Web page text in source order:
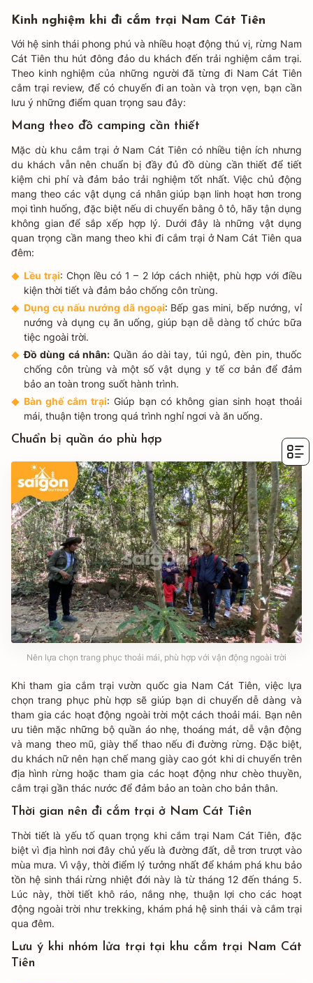
Kinh nghiệm khi đi cắm trại Nam Cát Tiên
Với hệ sinh thái phong phú và nhiều hoạt động thú vị, rừng Nam
Cát Tiên thu hút đông đảo du khách đến trải nghiệm cắm trại.
Theo kinh nghiệm của những người đã từng đi Nam Cát Tiên
cắm trại review, để có chuyến đi an toàn và trọn vẹn, bạn cần
lưu ý những điểm quan trọng sau đây:
Mang theo đồ camping cần thiết
Mặc dù khu cắm trại ở Nam Cát Tiên có nhiều tiện ích nhưng
du khách vẫn nên chuẩn bị đầy đủ đồ dùng cần thiết để tiết
kiệm chi phí và đảm bảo trải nghiệm tốt nhất. Việc chủ động
mang theo các vật dụng cá nhân giúp bạn linh hoạt hơn trong
mọi tình huống, đặc biệt nếu di chuyển bằng ô tô, hãy tận dụng
không gian để sắp xếp hợp lý. Dưới đây là những vật dụng
quan trọng cần mang theo khi đi cắm trại ở Nam Cát Tiên​ qua
đêm:
Lều trại: Chọn lều có 1 – 2 lớp cách nhiệt, phù hợp với điều
kiện thời tiết và đảm bảo chống côn trùng.
Dụng cụ nấu nướng dã ngoại: Bếp gas mini, bếp nướng, vỉ
nướng và dụng cụ ăn uống, giúp bạn dễ dàng tổ chức bữa
tiệc ngoài trời.
Đồ dùng cá nhân: Quần áo dài tay, túi ngủ, đèn pin, thuốc
chống côn trùng và một số vật dụng y tế cơ bản để đảm
bảo an toàn trong suốt hành trình.
Bàn ghế cắm trại: Giúp bạn có không gian sinh hoạt thoải
mái, thuận tiện trong quá trình nghỉ ngơi và ăn uống.
Chuẩn bị quần áo phù hợp
Nên lựa chọn trang phục thoải mái, phù hợp với vận động ngoài trời
Khi tham gia cắm trại vườn quốc gia Nam Cát Tiên, việc lựa
chọn trang phục phù hợp sẽ giúp bạn di chuyển dễ dàng và
tham gia các hoạt động ngoài trời một cách thoải mái. Bạn nên
ưu tiên mặc những bộ quần áo nhẹ, thoáng mát, dễ vận động
và mang theo mũ, giày thể thao nếu đi đường rừng. Đặc biệt,
du khách nữ nên hạn chế mang giày cao gót khi di chuyển trên
địa hình rừng hoặc tham gia các hoạt động như chèo thuyền,
cắm trại gần thác nước để đảm bảo an toàn cho bản thân.
Thời gian nên đi cắm trại ở Nam Cát Tiên
Thời tiết là yếu tố quan trọng khi cắm trại Nam Cát Tiên, đặc
biệt vì địa hình nơi đây chủ yếu là đường đất, dễ trơn trượt vào
mùa mưa. Vì vậy, thời điểm lý tưởng nhất để khám phá khu bảo
tồn hệ sinh thái rừng nhiệt đới này là từ tháng 12 đến tháng 5.
Lúc này, thời tiết khô ráo, nắng nhẹ, thuận lợi cho các hoạt
động ngoài trời như trekking, khám phá hệ sinh thái và cắm trại
qua đêm.
Lưu ý khi nhóm lửa trại tại khu cắm trại Nam Cát
Tiên